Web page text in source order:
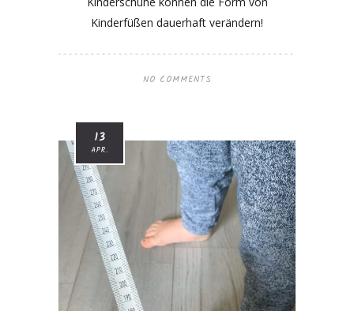
Kinderfüßen dauerhaft verändern!
NO COMMENTS
13
APR.